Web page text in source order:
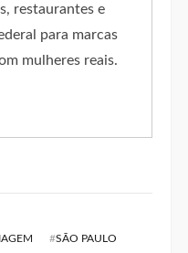
restaurantes e
para marcas
mulheres reais.
#SÃO PAULO